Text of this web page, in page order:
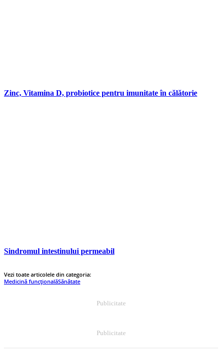
Zinc, Vitamina D, probiotice pentru imunitate în călătorie
Sindromul intestinului permeabil
Vezi toate articolele din categoria:
Medicină funcționalăSănătate
Publicitate
Publicitate